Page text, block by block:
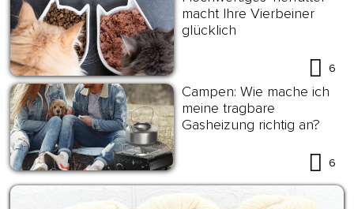
macht Ihre Vierbeiner
glücklich
6
Campen: Wie mache ich
meine tragbare
Gasheizung richtig an?
6